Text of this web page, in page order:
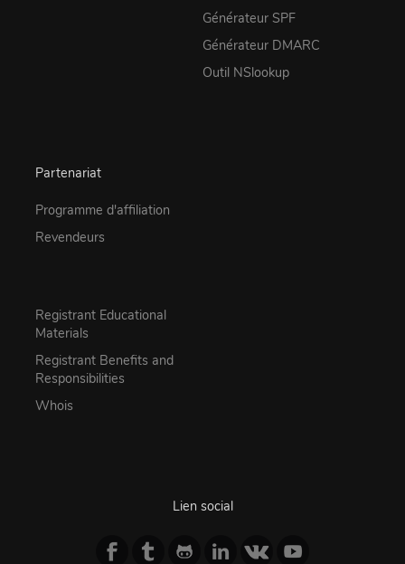
Générateur SPF
Générateur DMARC
Outil NSlookup
Partenariat
Programme d'affiliation
Revendeurs
Registrant Educational
Materials
Registrant Benefits and
Responsibilities
Whois
Lien social